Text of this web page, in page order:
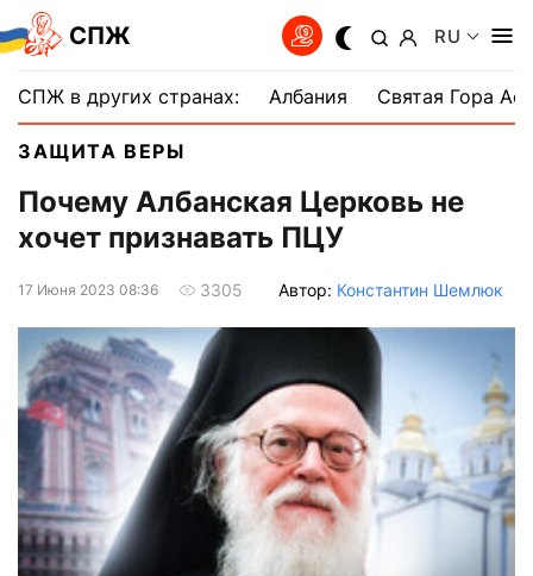
СПЖ RU
СПЖ в других странах: Албания Святая Гора
ЗАЩИТА ВЕРЫ
Почему Албанская Церковь не
хочет признавать ПЦУ
17 Июня 2023 08:36 3305 Автор: Константин Шемлюк